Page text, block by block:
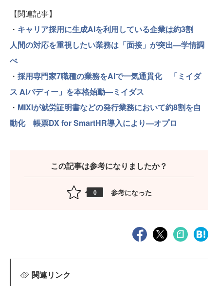
【関連記事】
・ キャリア採用に生成AIを利用している企業は約3割
人間の対応を重視したい業務は「面接」が突出—学情調
べ
・ 採用専門家7職種の業務をAIで一気通貫化 「ミイダ
ス AIバディー」を本格始動—ミイダス
・ MIXIが就労証明書などの発行業務において約8割を自
動化 帳票DX for SmartHR導入により—オプロ
この記事は参考になりましたか？
0 参考になった
関連リンク